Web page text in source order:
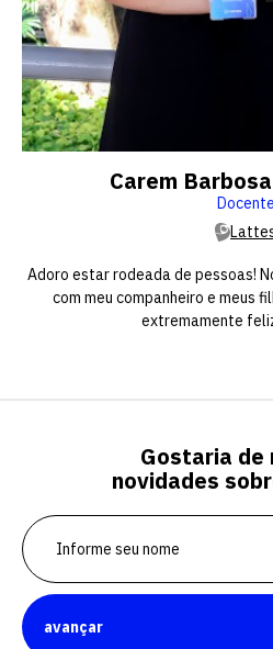
Carem
Docente
Adoro estar rodeada de pessoas!
com meu companheiro e meus
extremamente
Gostaria de
novidades
avançar